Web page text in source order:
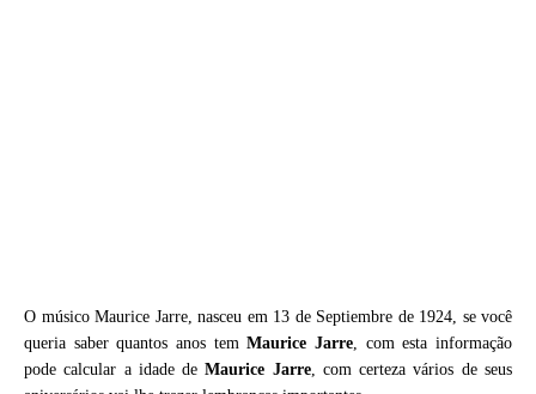
O músico Maurice Jarre, nasceu em 13 de Septiembre de 1924, se você
queria saber quantos anos temMaurice Jarre, com esta informação
pode calcular a idade deMaurice Jarre, com certeza vários de seus